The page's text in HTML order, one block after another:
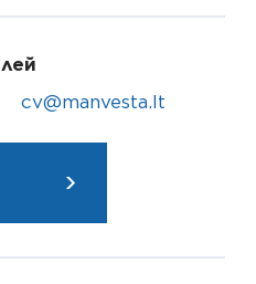
cv@manvesta.lt